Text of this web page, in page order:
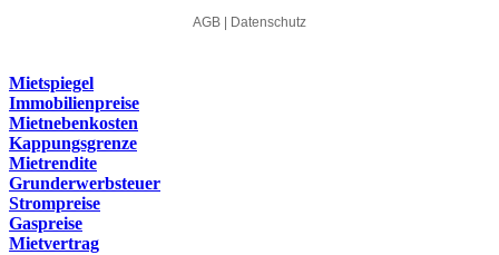
Mietspiegel
Immobilienpreise
Mietnebenkosten
Kappungsgrenze
Mietrendite
Grunderwerbsteuer
Strompreise
Gaspreise
Mietvertrag